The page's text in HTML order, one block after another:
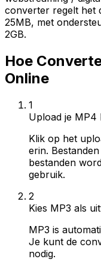
converter regelt het
25MB, met
2GB.
Hoe
Online
1
Upload je MP4
Klik op het
erin.
bestanden
gebruik.
2
Kies MP3 als
MP3 is
Je kunt de
nodig.